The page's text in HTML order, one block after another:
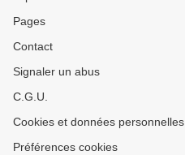
Pages
Contact
Signaler un abus
C.G.U.
Cookies et données personnelles
Préférences cookies